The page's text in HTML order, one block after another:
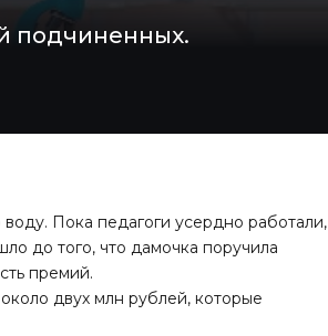
подчиненных.
Пока педагоги усердно работали,
до того, что дамочка поручила
премий.
двух млн рублей, которые